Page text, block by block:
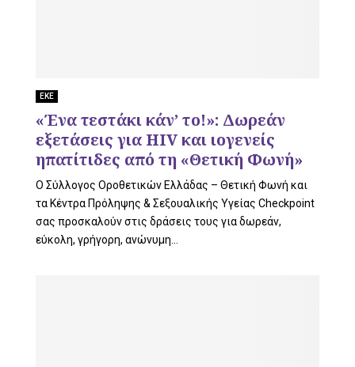
ΕΚΕ
«Ένα τεστάκι κάν’ το!»: Δωρεάν
εξετάσεις για HIV και ιογενείς
ηπατίτιδες από τη «Θετική Φωνή»
Ο Σύλλογος Οροθετικών Ελλάδας – Θετική Φωνή και
τα Κέντρα Πρόληψης & Σεξουαλικής Υγείας Checkpoint
σας προσκαλούν στις δράσεις τους για δωρεάν,
εύκολη, γρήγορη, ανώνυμη...